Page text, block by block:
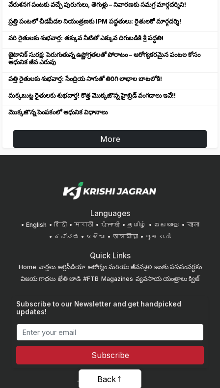
వేరుశనగ పంటకు వచ్చే పురుగులు, తెగుళ్లు – నివారణకు సమగ్ర మార్గదర్శిని!
ప్రత్తి పంటలో చీడపీడల నియంత్రణకు IPM పద్ధతులు: రైతులకో మార్గదర్శి!
వరి రైతులకు శుభవార్త: తక్కువ నీటితో ఎక్కువ దిగుబడికి శ్రీ పద్ధతి!
జైటానిక్ సురక్ష: పెరుగుతున్న ఉష్ణోగ్రతలతో పోరాటం – ఆరోగ్యకరమైన పంటల కోసం
ఆధునిక జీవ ఎరువు
పత్తి రైతులకు శుభవార్త: సేంద్రియ సాగుతో తిరిగి లాభాల బాటలోకి!
మక్కబుట్ట రైతులకు శుభవార్త! కొత్త మొక్కజొన్న హైబ్రిడ్ వంగడాలు ఇవే!!
మొక్కజొన్న పెంపకంలో ఆధునిక విధానాలు
More
Languages
English हिंदी मराठी ਪੰਜਾਬੀ தமிழ் മലയാളം
বাংলা
ಕನ್ನಡ
ଓଡିଆ অসমীয়া ગુજરાતી
Quick Links
Home వార్తలు అగ్రిపీడియా ఆరోగ్యం మరియు జీవనశైలి జంతు పశుసంవర్ధకం
విజయ గాథలు ఖేతి బాడి #FTB Magazines వ్యవసాయ యంత్రాలు క్విజ్
Subscribe to our Newsletter and get handpicked
updates!
Subscribe
Back